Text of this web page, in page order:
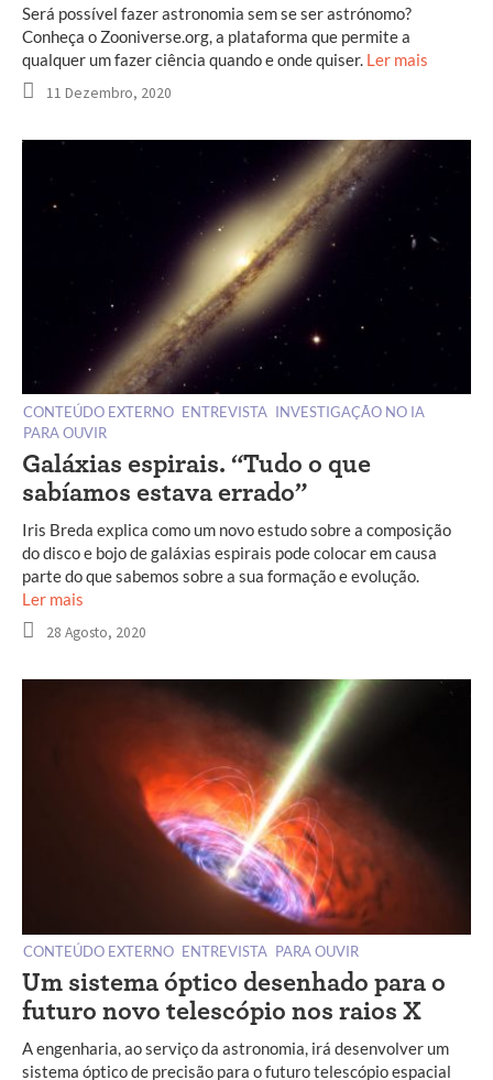
Será possível fazer astronomia sem se ser astrónomo?
Conheça o Zooniverse.org, a plataforma que permite a
qualquer um fazer ciência quando e onde quiser. Ler mais
11 Dezembro, 2020
CONTEÚDO EXTERNO ENTREVISTA INVESTIGAÇÃO NO IA
PARA OUVIR
Galáxias espirais. “Tudo o que
sabíamos estava errado”
Iris Breda explica como um novo estudo sobre a composição
do disco e bojo de galáxias espirais pode colocar em causa
parte do que sabemos sobre a sua formação e evolução.
Ler mais
28 Agosto, 2020
CONTEÚDO EXTERNO ENTREVISTA PARA OUVIR
Um sistema óptico desenhado para o
futuro novo telescópio nos raios X
A engenharia, ao serviço da astronomia, irá desenvolver um
sistema óptico de precisão para o futuro telescópio espacial